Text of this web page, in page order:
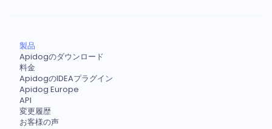
製品
Apidogのダウンロード
料金
ApidogのIDEAプラグイン
Apidog Europe
API
変更履歴
お客様の声